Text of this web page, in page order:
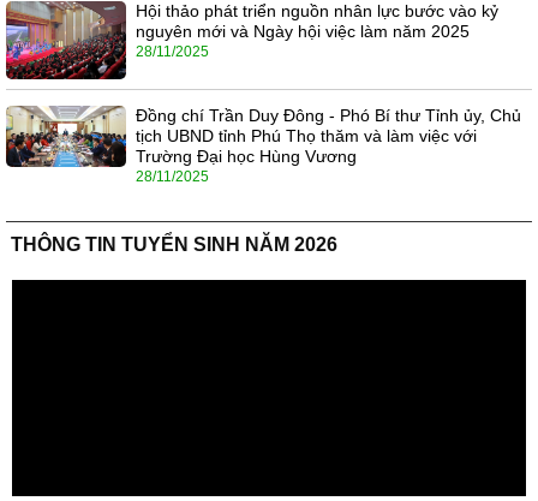
Hội thảo phát triển nguồn nhân lực bước vào kỷ
nguyên mới và Ngày hội việc làm năm 2025
28/11/2025
Đồng chí Trần Duy Đông - Phó Bí thư Tỉnh ủy, Chủ
tịch UBND tỉnh Phú Thọ thăm và làm việc với
Trường Đại học Hùng Vương
28/11/2025
THÔNG TIN TUYỂN SINH NĂM 2026